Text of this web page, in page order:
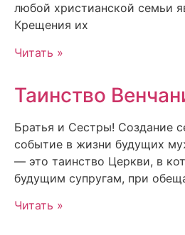
любой христианской семьи
Крещения их
Читать »
Таинство
Братья и Сестры! Создание
событие в жизни будущих
— это таинство Церкви, в
будущим супругам, при
Читать »